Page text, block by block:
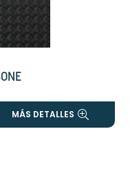
MÁS DETALLES